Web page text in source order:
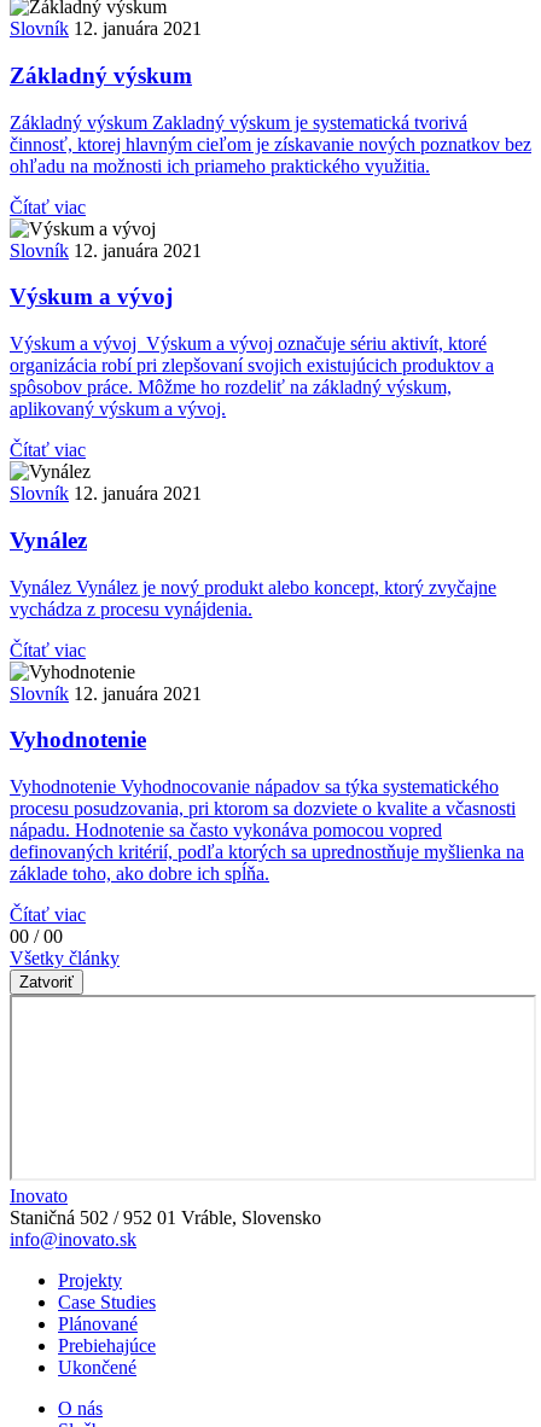
Slovník 12. januára 2021
Základný výskum
Základný výskum Zakladný výskum je systematická tvorivá
činnosť, ktorej hlavným cieľom je získavanie nových poznatkov bez
ohľadu na možnosti ich priameho praktického využitia.
Čítať viac
Slovník 12. januára 2021
Výskum a vývoj
Výskum a vývoj Výskum a vývoj označuje sériu aktivít, ktoré
organizácia robí pri zlepšovaní svojich existujúcich produktov a
spôsobov práce. Môžme ho rozdeliť na základný výskum,
aplikovaný výskum a vývoj.
Čítať viac
Slovník 12. januára 2021
Vynález
Vynález Vynález je nový produkt alebo koncept, ktorý zvyčajne
vychádza z procesu vynájdenia.
Čítať viac
Slovník 12. januára 2021
Vyhodnotenie
Vyhodnotenie Vyhodnocovanie nápadov sa týka systematického
procesu posudzovania, pri ktorom sa dozviete o kvalite a včasnosti
nápadu. Hodnotenie sa často vykonáva pomocou vopred
definovaných kritérií, podľa ktorých sa uprednostňuje myšlienka na
základe toho, ako dobre ich spĺňa.
Čítať viac
00 / 00
Všetky články
Zatvoriť
Inovato
Staničná 502 / 952 01 Vráble, Slovensko
info@inovato.sk
Projekty
Case Studies
Plánované
Prebiehajúce
Ukončené
O nás